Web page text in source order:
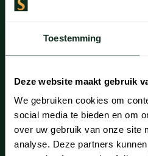
Toestemming
Deze website maakt gebruik
We gebruiken cookies om
social media te bieden en om
over uw gebruik van onze site
analyse. Deze partners
Onze winkels
Heemstede
Leiderdorp
Noordwijk